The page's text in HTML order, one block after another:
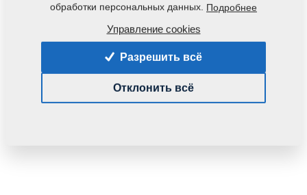
обработки персональных данных. Подробнее
Управление cookies
Разрешить всё
Отклонить всё